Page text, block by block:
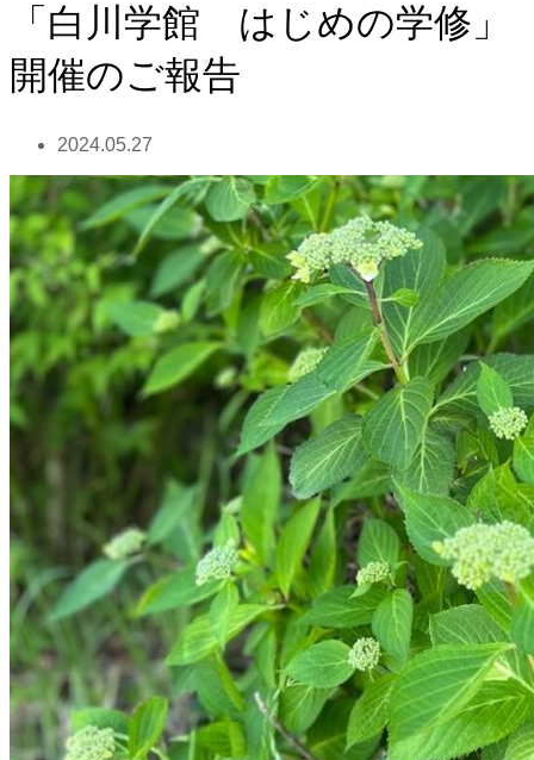
「白川学館 はじめの学修」
開催のご報告
2024.05.27